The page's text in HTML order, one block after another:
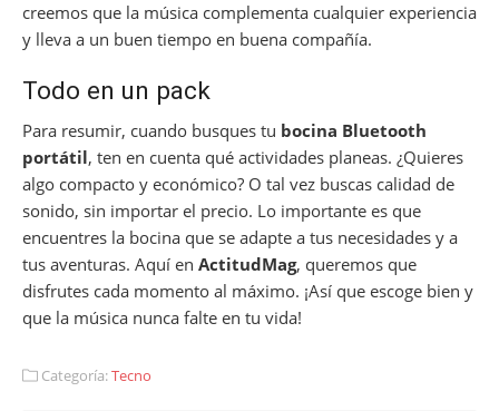
creemos que la música complementa cualquier experiencia
y lleva a un buen tiempo en buena compañía.
Todo en un pack
Para resumir, cuando busques tu bocina Bluetooth
portátil, ten en cuenta qué actividades planeas. ¿Quieres
algo compacto y económico? O tal vez buscas calidad de
sonido, sin importar el precio. Lo importante es que
encuentres la bocina que se adapte a tus necesidades y a
tus aventuras. Aquí en ActitudMag, queremos que
disfrutes cada momento al máximo. ¡Así que escoge bien y
que la música nunca falte en tu vida!
Categoría:Tecno